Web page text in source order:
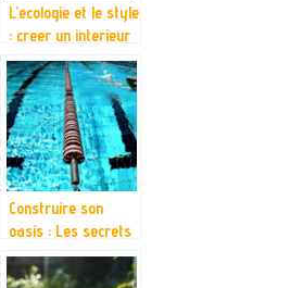
L’ecologie et le style
: creer un interieur
respectueux de
l’environnement
Construire son
oasis : Les secrets
d’une installation de
piscine reussie